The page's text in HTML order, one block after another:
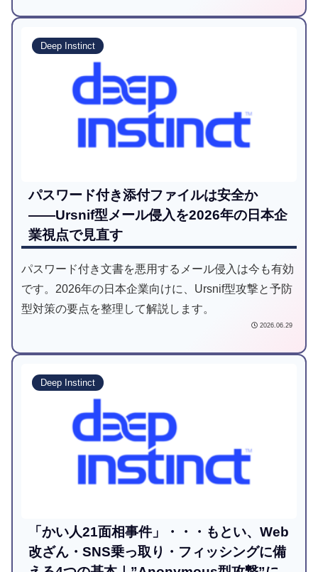
Deep Instinct
パスワード付き添付ファイルは安全か
――Ursnif型メール侵入を2026年の日本企
業視点で見直す
パスワード付き文書を悪用するメール侵入は今も有効
です。2026年の日本企業向けに、Ursnif型攻撃と予防
型対策の要点を整理して解説します。
2026.06.29
Deep Instinct
「かい人21面相事件」・・・もとい、Web
改ざん・SNS乗っ取り・フィッシングに備